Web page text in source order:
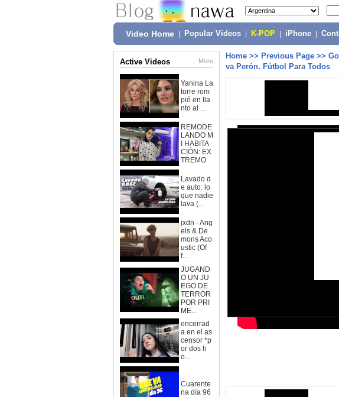
Video Home Popular Videos K-POP iPhone
Active Videos More
Yanina La
torre rom
pió en lla
nto al ...
REMODE
LANDO M
I HABITA
CIÓN: EX
TREMO
Lavado d
e auto: lo
que nadie
lava (...
jxdn - Ang
els & De
mons Aco
ustic (Of
f...
JUGAND
O UN JU
EGO DE
TERROR
POR PRI
ME...
encerrad
a en el as
censor *p
or dos h
o...
Cuarente
na día 96
Home >> Previous Page >>
va Perón. Fútbol Para Todos